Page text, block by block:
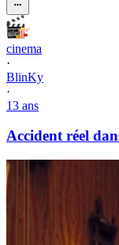
cinema
·
BlinKy
·
13 ans
Accident réel